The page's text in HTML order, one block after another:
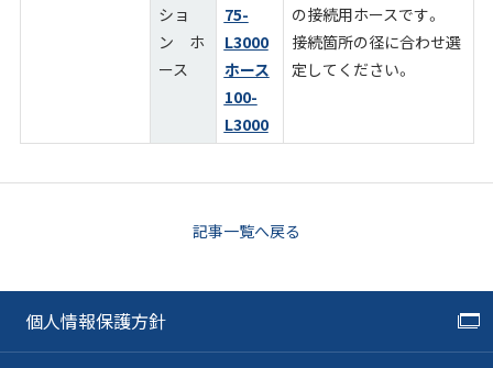
ショ
ン ホ
ース
75-
L3000
ホース
100-
L3000
の接続用ホースです。
接続箇所の径に合わせ選
定してください。
記事一覧へ戻る
個人情報保護方針